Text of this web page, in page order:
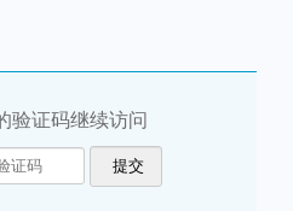
验证码继续访问